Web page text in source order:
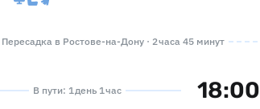
Пересадка в Ростове-на-Дону · 2 часа 45 минут
В пути: 1 день 1 час 18:00